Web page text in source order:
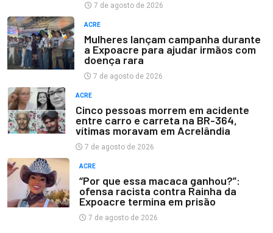
7 de agosto de 2026
ACRE
Mulheres lançam campanha durante
a Expoacre para ajudar irmãos com
doença rara
7 de agosto de 2026
ACRE
Cinco pessoas morrem em acidente
entre carro e carreta na BR-364,
vítimas moravam em Acrelândia
7 de agosto de 2026
ACRE
“Por que essa macaca ganhou?”:
ofensa racista contra Rainha da
Expoacre termina em prisão
7 de agosto de 2026